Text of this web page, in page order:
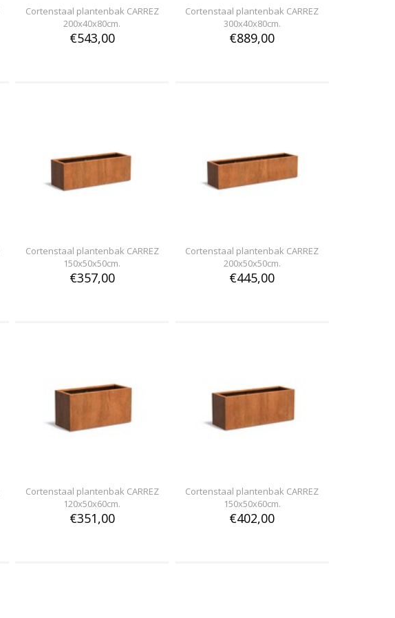
Cortenstaal plantenbak CARREZ
200x40x80cm.
€543,00
Cortenstaal plantenbak CARREZ
300x40x80cm.
€889,00
Cortenstaal plantenbak CARREZ
150x50x50cm.
€357,00
Cortenstaal plantenbak CARREZ
200x50x50cm.
€445,00
Cortenstaal plantenbak CARREZ
120x50x60cm.
€351,00
Cortenstaal plantenbak CARREZ
150x50x60cm.
€402,00